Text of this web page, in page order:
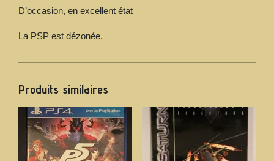
る
D’occasion, en excellent état
La PSP est dézonée.
Produits similaires